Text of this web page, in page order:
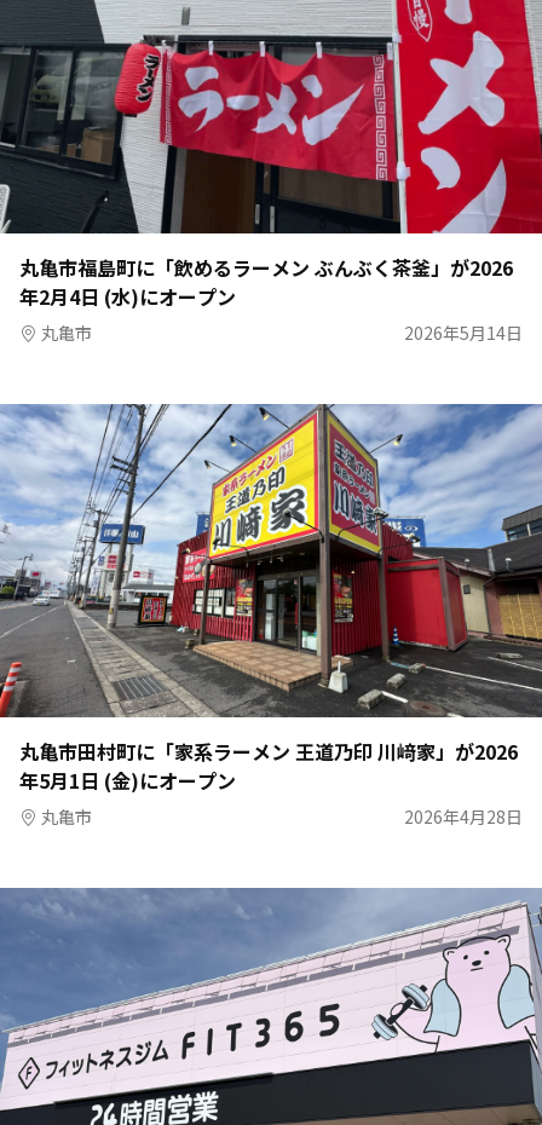
丸亀市福島町に「飲めるラーメン ぶんぶく茶釜」が2026
年2月4日 (水)にオープン
丸亀市 2026年5月14日
丸亀市田村町に「家系ラーメン 王道乃印 川﨑家」が2026
年5月1日 (金)にオープン
丸亀市 2026年4月28日